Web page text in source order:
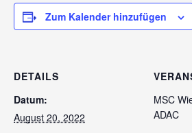
Zum Kalender hinzufügen
DETAILS
Datum:
August 20, 2022
MSC
ADAC